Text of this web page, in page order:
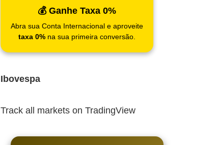
💰 Ganhe Taxa 0%
Abra sua Conta Internacional e aproveite
taxa 0% na sua primeira conversão.
Ibovespa
Track all markets on TradingView